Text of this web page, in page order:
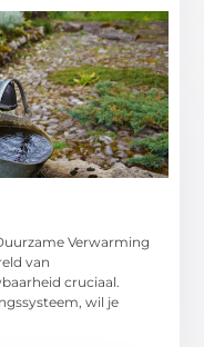
Verwarming
van
cruciaal.
wil je